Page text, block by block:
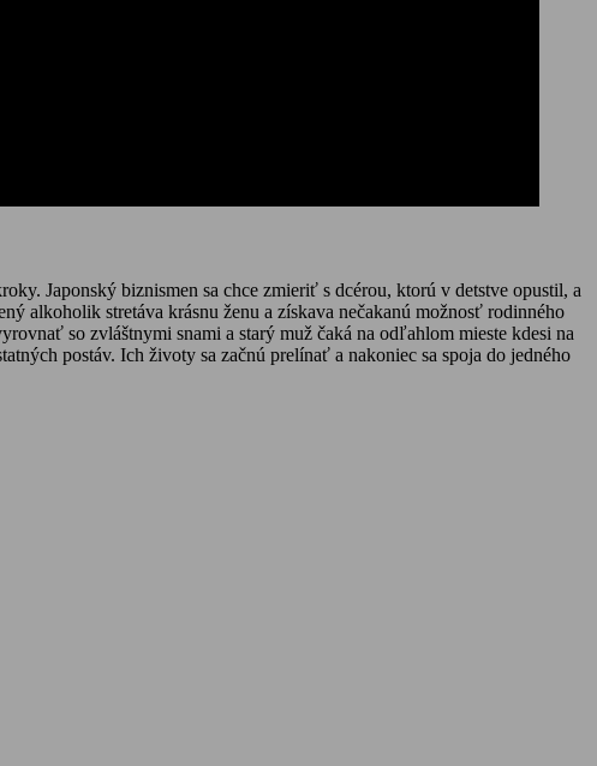
Japonský biznismen sa chce zmieriť s dcérou, ktorú v detstve opustil, a
alkoholik stretáva krásnu ženu a získava nečakanú možnosť rodinného
so zvláštnymi snami a starý muž čaká na odľahlom mieste kdesi na
postáv. Ich životy sa začnú prelínať a nakoniec sa spoja do jedného